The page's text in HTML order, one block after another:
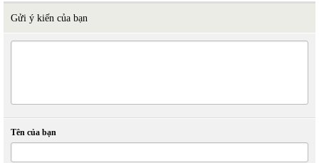
Gửi ý kiến của bạn
Tên của bạn